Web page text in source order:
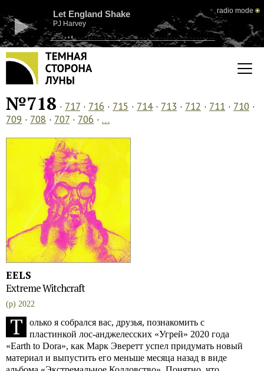
Let England Shake
PJ Harvey
radio mode
№718 · 717 · 716 · 715 · 714· 713 · 712 · 711 · 710 ·
709 · 708 · 707 · 706 · …
EELS
Extreme Witchcraft
(p) 2022
Т
олько я собрался вас, друзья, познакомить с
пластинкой лос-анджелесских «Угрей» 2020 года
«Earth to Dora», как Марк Эверетт успел придумать новый
материал и выпустить его меньше месяца назад в виде